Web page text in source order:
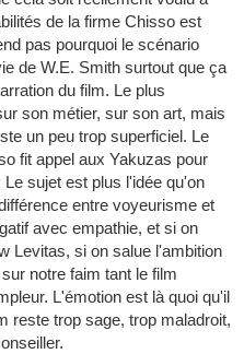
de la firme Chisso est
pas pourquoi le scénario
de W.E. Smith surtout que ça
du film. Le plus
son métier, sur son art, mais
un peu trop superficiel. Le
fit appel aux Yakuzas pour
sujet est plus l'idée qu'on
entre voyeurisme et
avec empathie, et si on
Levitas, si on salue l'ambition
notre faim tant le film
L'émotion est là quoi qu'il
reste trop sage, trop maladroit,